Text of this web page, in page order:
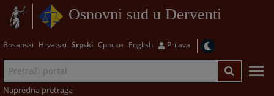
Osnovni sud u Derventi
Bosanski Hrvatski Srpski Српски English Prijava
Napredna pretraga